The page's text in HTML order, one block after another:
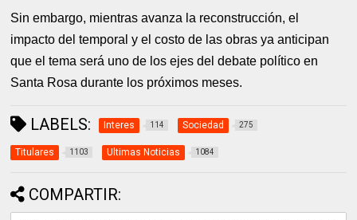
Sin embargo, mientras avanza la reconstrucción, el
impacto del temporal y el costo de las obras ya anticipan
que el tema será uno de los ejes del debate político en
Santa Rosa durante los próximos meses.
LABELS: Interes 114 Sociedad 275
Titulares 1103 Ultimas Noticias 1084
COMPARTIR: